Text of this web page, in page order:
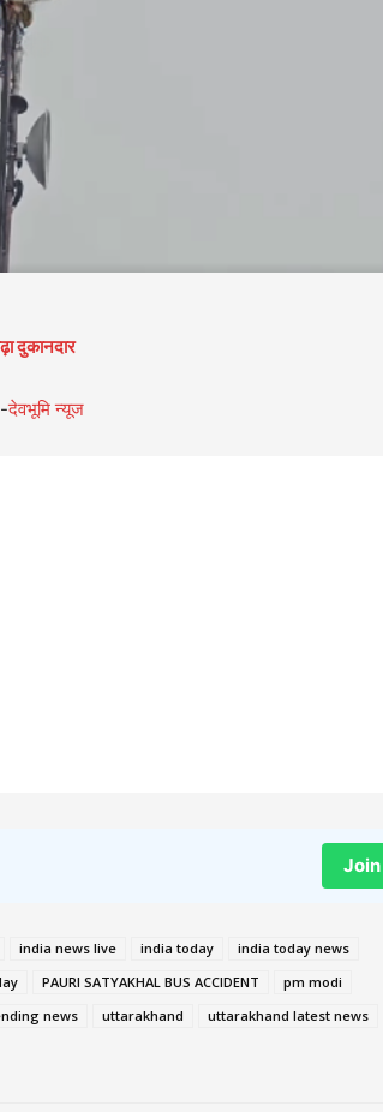
दुकानदार
देवभूमि न्यूज
india news live india today
india today news
PAURI SATYAKHAL BUS ACCIDENT
pm modi
news uttarakhand
uttarakhand latest news